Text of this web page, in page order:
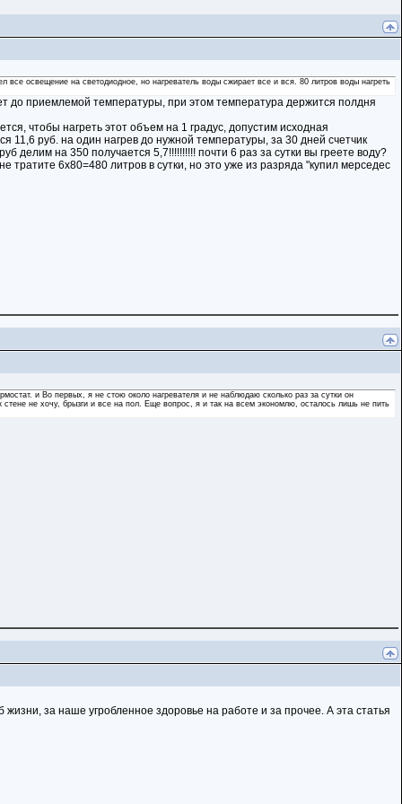
освещение на светодиодное, но нагреватель воды сжирает все и вся. 80 литров воды нагреть
до приемлемой температуры, при этом температура держится полдня
чтобы нагреть этот объем на 1 градус, допустим исходная
11,6 руб. на один нагрев до нужной температуры, за 30 дней счетчик
делим на 350 получается 5,7!!!!!!!!!! почти 6 раз за сутки вы греете воду?
тратите 6х80=480 литров в сутки, но это уже из разряда "купил мерседес
и Во первых, я не стою около нагревателя и не наблюдаю сколько раз за сутки он
не хочу, брызги и все на пол. Еще вопрос, я и так на всем экономлю, осталось лишь не пить
за наше угробленное здоровье на работе и за прочее. А эта статья